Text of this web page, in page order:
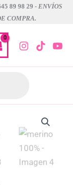
89 98 29 - ENVÍOS
COMPRA.